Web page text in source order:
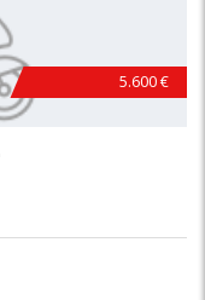
5.600 €